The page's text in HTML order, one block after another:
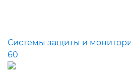
Системы защиты и
60